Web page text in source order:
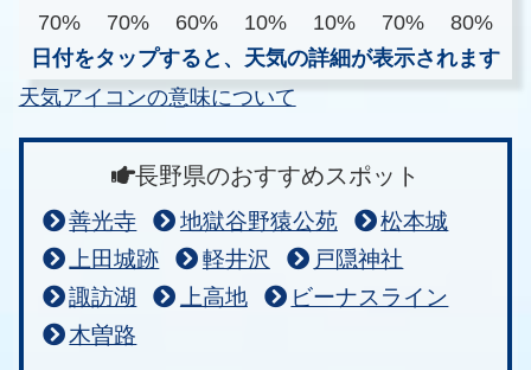
70%
70% 60% 10% 10% 70%
80%
日付をタップすると、天気の詳細が表示されます
天気アイコンの意味について
長野県のおすすめスポット
善光寺 地獄谷野猿公苑
松本城
上田城跡
軽井沢
戸隠神社
諏訪湖
上高地
ビーナスライン
木曽路